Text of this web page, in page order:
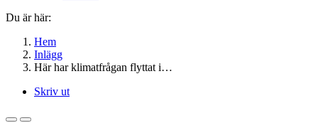
Du är här:
Hem
Inlägg
Här har klimatfrågan flyttat i…
Skriv ut